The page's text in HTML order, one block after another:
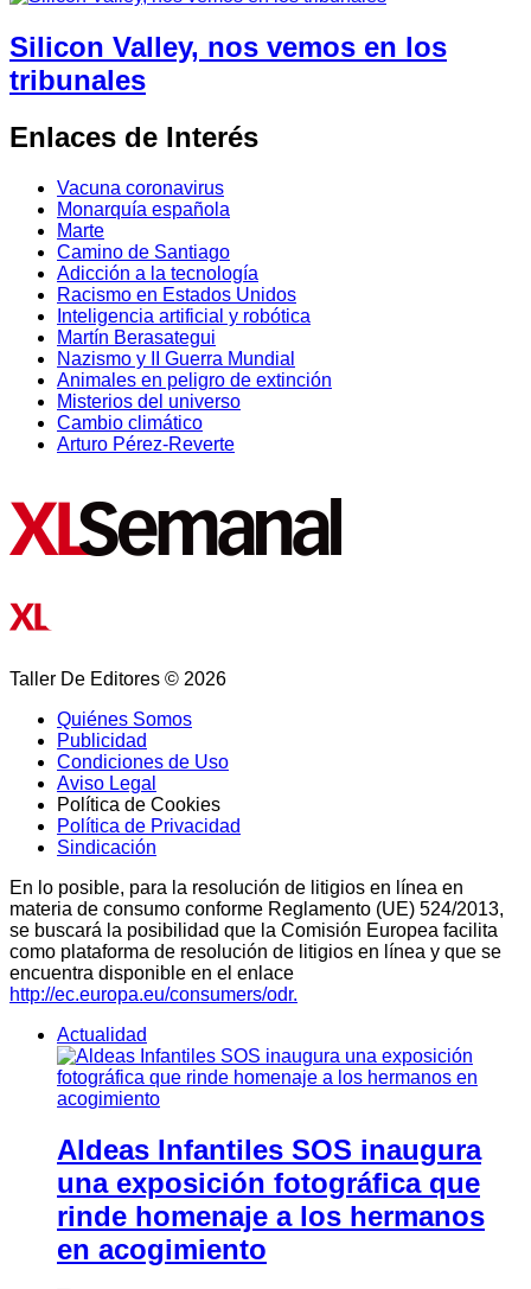
Silicon Valley, nos vemos en los
tribunales
Enlaces de Interés
Vacuna coronavirus
Monarquía española
Marte
Camino de Santiago
Adicción a la tecnología
Racismo en Estados Unidos
Inteligencia artificial y robótica
Martín Berasategui
Nazismo y II Guerra Mundial
Animales en peligro de extinción
Misterios del universo
Cambio climático
Arturo Pérez-Reverte
Taller De Editores © 2026
Quiénes Somos
Publicidad
Condiciones de Uso
Aviso Legal
Política de Cookies
Política de Privacidad
Sindicación
En lo posible, para la resolución de litigios en línea en
materia de consumo conforme Reglamento (UE) 524/2013,
se buscará la posibilidad que la Comisión Europea facilita
como plataforma de resolución de litigios en línea y que se
encuentra disponible en el enlace
http://ec.europa.eu/consumers/odr.
Actualidad
Aldeas Infantiles SOS inaugura
una exposición fotográfica que
rinde homenaje a los hermanos
en acogimiento